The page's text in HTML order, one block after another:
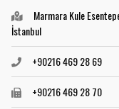
Marmara Kule
İstanbul
+90216 469 28 69
+90216 469 28 70